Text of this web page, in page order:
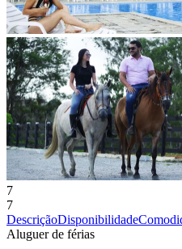
7
7
DescriçãoDisponibilidade
Aluguer de férias